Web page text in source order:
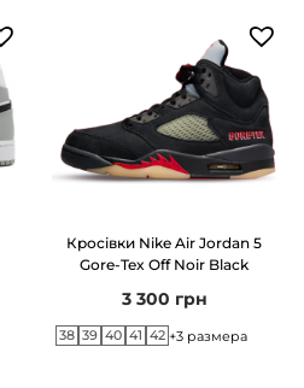
Кросівки Nike Air Jordan 5
Gore-Tex Off Noir Black
3 300 грн
38 39 40 41 42 +3 размера